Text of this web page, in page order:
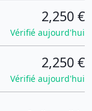
2,250 €
Vérifié aujourd'hui
2,250 €
Vérifié aujourd'hui